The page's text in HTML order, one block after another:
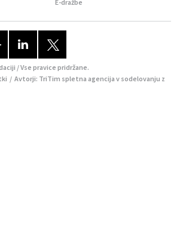
E-dražbe
/ Vse pravice pridržane.
/ Avtorji: TriTim spletna agencija v sodelovanju z